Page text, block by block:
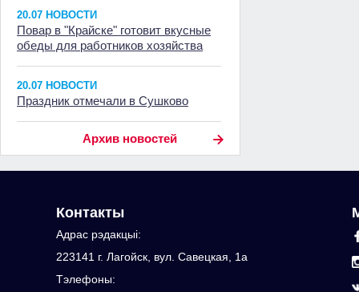
20.07 НОВОСТИ
Повар в "Крайске" готовит вкусные
обеды для работников хозяйства
20.07 НОВОСТИ
Праздник отмечали в Сушково
Архив новостей
Контакты
Адрас рэдакцыi:
223141 г. Лагойск, вул. Савецкая, 1а
Тэлефоны: